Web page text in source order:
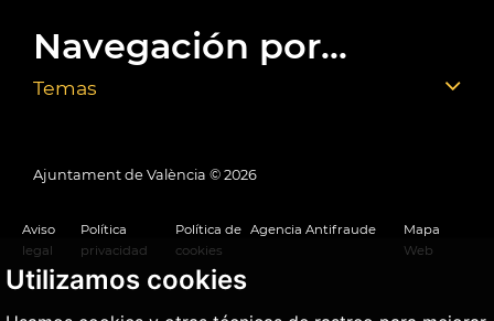
Utilizamos cookies
Navegación por...
Temas
Ajuntament de València © 2026
Aviso
legal
Política
privacidad
Política de
cookies
Agencia Antifraude
Mapa
Web